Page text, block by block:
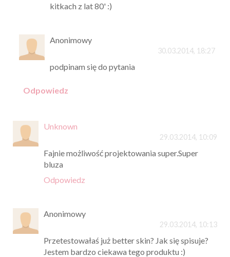
kitkach z lat 80' :)
Anonimowy
30.03.2014, 18:27
podpinam się do pytania
Odpowiedz
Unknown
29.03.2014, 10:09
Fajnie możliwość projektowania super.Super
bluza
Odpowiedz
Anonimowy
29.03.2014, 10:13
Przetestowałaś już better skin? Jak się spisuje?
Jestem bardzo ciekawa tego produktu :)